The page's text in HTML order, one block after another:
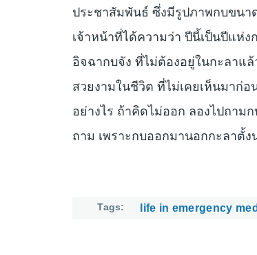
ประชาสัมพันธ์ ซึ่งมีรูปภาพกบขนา
เจ้าหน้าที่ได้ความว่า ปีนี้เป็นปีแห่
อิจฉากบจัง ที่ไม่ต้องอยู่ในกะลาแ
สวยงามในชีวิต ที่ไม่เคยเห็นมาก่
อย่างไร ถ้าคิดไม่ออก ลองไปถาม
ถาม เพราะกบออกมานอกกะลาตั้ง
Tags life in emergency